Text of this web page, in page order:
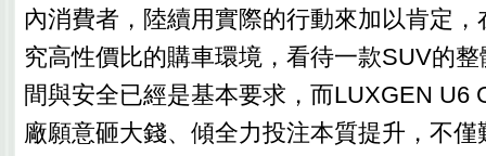
內消費者，陸續用實際的行動來加以肯定
究高性價比的購車環境，看待一款SUV的
間與安全已經是基本要求，而LUXGEN U6
廠願意砸大錢、傾全力投注本質提升，不